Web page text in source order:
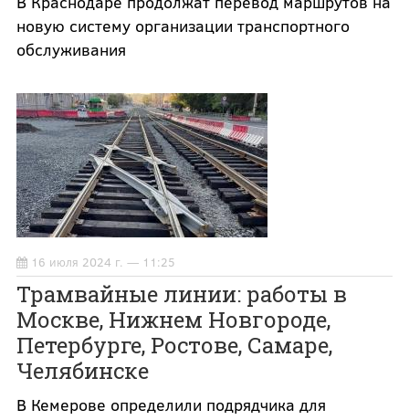
новую систему организации транспортного
обслуживания
16 июля 2024 г. — 11:25
Трамвайные линии: работы в
Москве, Нижнем Новгороде,
Петербурге, Ростове, Самаре,
Челябинске
В Кемерове определили подрядчика для